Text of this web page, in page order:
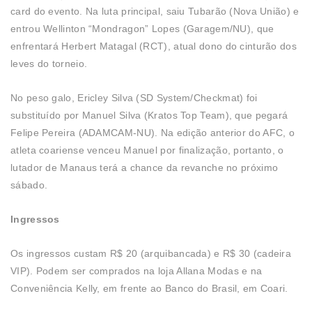
card do evento. Na luta principal, saiu Tubarão (Nova União) e
entrou Wellinton “Mondragon” Lopes (Garagem/NU), que
enfrentará Herbert Matagal (RCT), atual dono do cinturão dos
leves do torneio.
No peso galo, Ericley Silva (SD System/Checkmat) foi
substituído por Manuel Silva (Kratos Top Team), que pegará
Felipe Pereira (ADAMCAM-NU). Na edição anterior do AFC, o
atleta coariense venceu Manuel por finalização, portanto, o
lutador de Manaus terá a chance da revanche no próximo
sábado.
Ingressos
Os ingressos custam R$ 20 (arquibancada) e R$ 30 (cadeira
VIP). Podem ser comprados na loja Allana Modas e na
Conveniência Kelly, em frente ao Banco do Brasil, em Coari.